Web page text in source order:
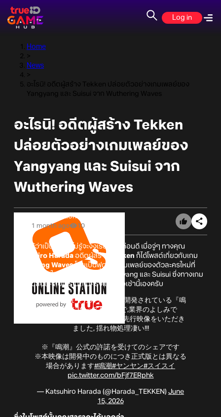
Log in
Home
>
News
>
อะไรนิ! อดีตผู้สร้าง Tekken ปล่อยตัวอย่างเกมเพลย์ของ
Yangyang และ Suisui จาก Wuthering Waves
อะไรนิ! อดีตผู้สร้าง Tekken
ปล่อยตัวอย่างเกมเพลย์ของ
Yangyang และ Suisui จาก
Wuthering Waves
Online Station
1 month ago
10
เรียกได้ว่าเป็นเรื่องที่ไม่รู้จะงงเรื่องไหนก่อนดี เมื่อจู่ๆ ทางคุณ
Katsuhiro Harada อดีตผู้สร้าง Tekken ก็ได้โพสต์เกี่ยวกับเกม
Wuthering Wavesโดยเป็นฟุตเทจเกมเพลย์ของตัวละครใหม่ที่
เตรียมเข้ามาในแพตช์ 3.5 อย่าง Yangyang และ Suisui ซึ่งทางเกม
เพิ่งจะปล่อยคลิปโปรโมตไปครั้งแรกเมื่อเช้านี้เองครับ
UE4を極限までカスタムして開発されている『鳴
潮』が気になっていたので,業界のよしみで
さんから先行映像をいただき
ました, 揺れ物処理凄い!!!
※『鳴潮』公式の許諾を受けてのシェアです
※本映像は開発中のものにつき正式版とは異なる
場合があります#鳴潮#ヤンヤン#スイスイ
pic.twitter.com/bFjf7ERphk
— Katsuhiro Harada (@Harada_TEKKEN) June
15, 2026